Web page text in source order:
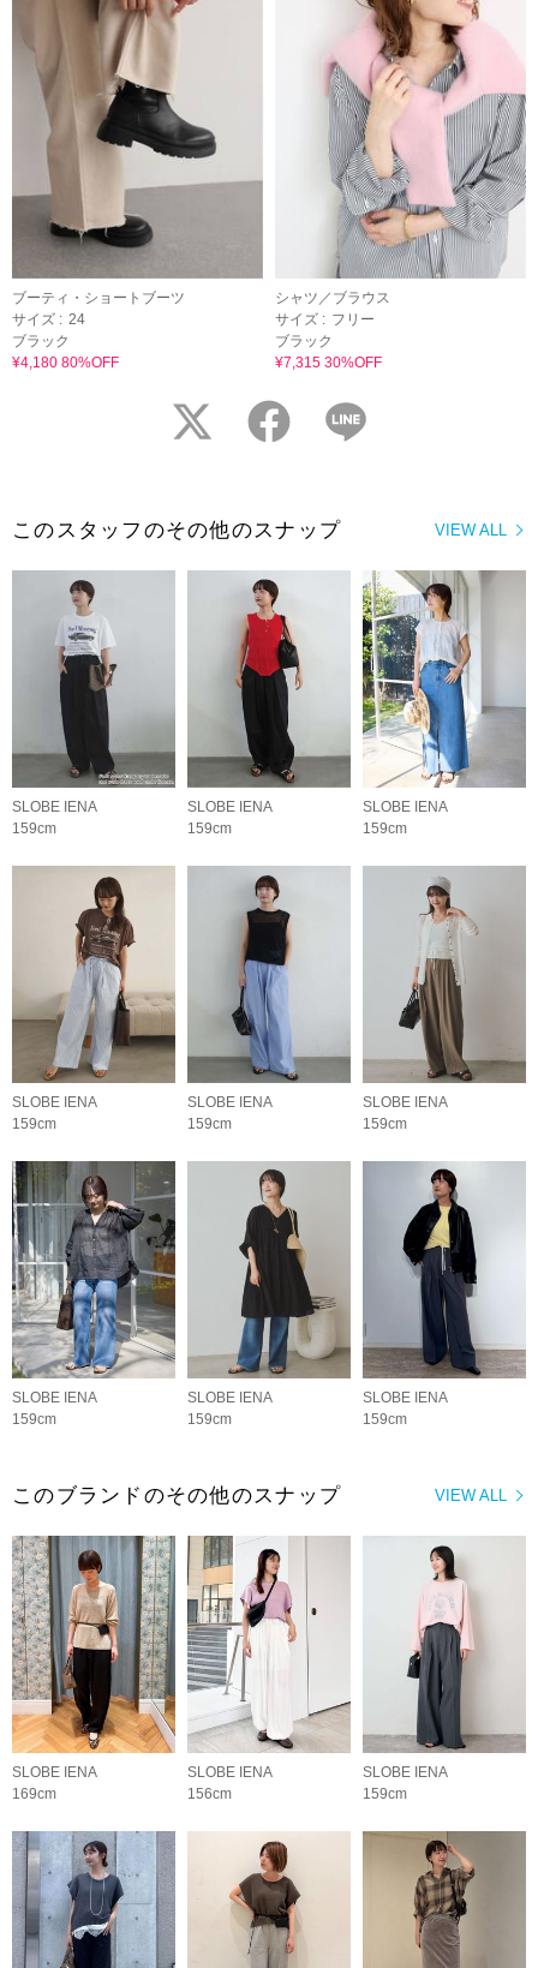
ブーティ・ショートブーツ
サイズ : 24
ブラック
¥4,180 80%OFF
シャツ／ブラウス
サイズ : フリー
ブラック
¥7,315 30%OFF
twitter facebook
VIEW ALL
このスタッフのその他のスナップ
SLOBE IENA
159cm
SLOBE IENA
159cm
SLOBE IENA
159cm
SLOBE IENA
159cm
SLOBE IENA
159cm
SLOBE IENA
159cm
SLOBE IENA
159cm
SLOBE IENA
159cm
SLOBE IENA
159cm
VIEW ALL
このブランドのその他のスナップ
SLOBE IENA
169cm
SLOBE IENA
156cm
SLOBE IENA
159cm